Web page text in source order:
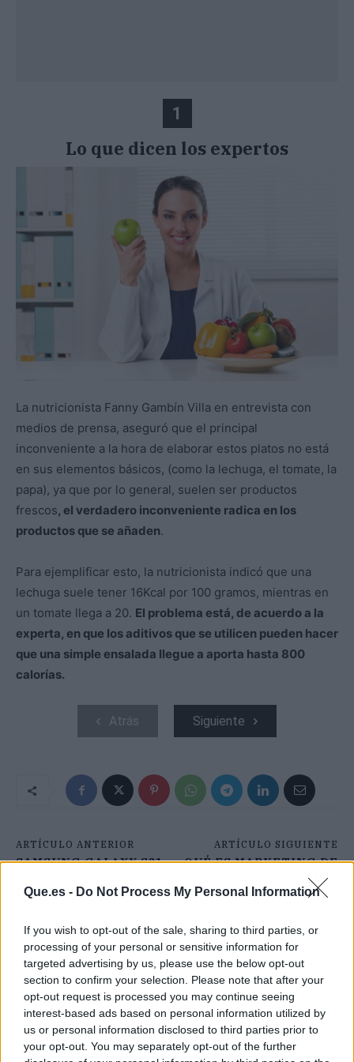
Que.es - Do Not Process My Personal Information
If you wish to opt-out of the sale, sharing to third parties, or
processing of your personal or sensitive information for
targeted advertising by us, please use the below opt-out
section to confirm your selection. Please note that after your
opt-out request is processed you may continue seeing
interest-based ads based on personal information utilized by
us or personal information disclosed to third parties prior to
your opt-out. You may separately opt-out of the further
1
Lo que dicen los expertos
La nutricionista Fanny Gambín Villa en entrevista con
medios de prensa, aseguró que el principal
inconveniente a la hora de elaborar estos platos no está
en sus elementos básicos, (como la lechuga, el tomate, la
papa), ya que por lo general, suelen ser productos
frescos, el verdadero inconveniente radica en los
productos que se añaden.
Para ejemplificar esto, la nutricionista indicó que una
lechuga suele tener 16Kcal por 100 gramos, mientras en
un tomate llega a 20. El problema está, de acuerdo a la
experta, en que los aditivos que se utilicen pueden hacer
que una simple ensalada llegue a aporta hasta 800
calorías.
Atrás Siguiente
ARTÍCULO ANTERIOR
SAMSUNG GALAXY S21
PRO MAX. ¿CUÁL ES
ARTÍCULO SIGUIENTE
QUÉ ES MARKETING DE
GUERRILLA